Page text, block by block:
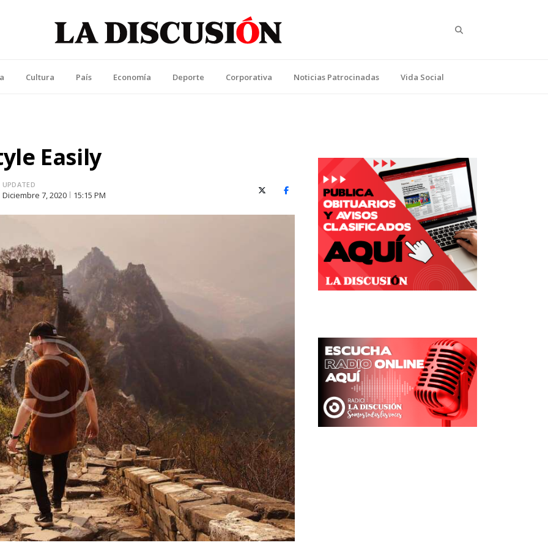
Cultura País Economía Deporte Corporativa Noticias Patrocinadas Vida Social
Easily
UPDATED
Diciembre 7, 2020 15:15 PM X (Twitter)Facebook